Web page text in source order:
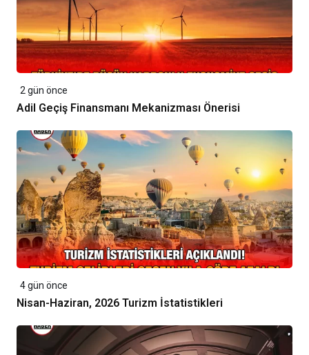
2 gün önce
Adil Geçiş Finansmanı Mekanizması Önerisi
4 gün önce
Nisan-Haziran, 2026 Turizm İstatistikleri